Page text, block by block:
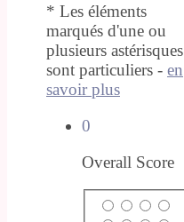
* Les éléments
marqués d'une ou
plusieurs astérisques
sont particuliers - en
savoir plus
0
Overall Score